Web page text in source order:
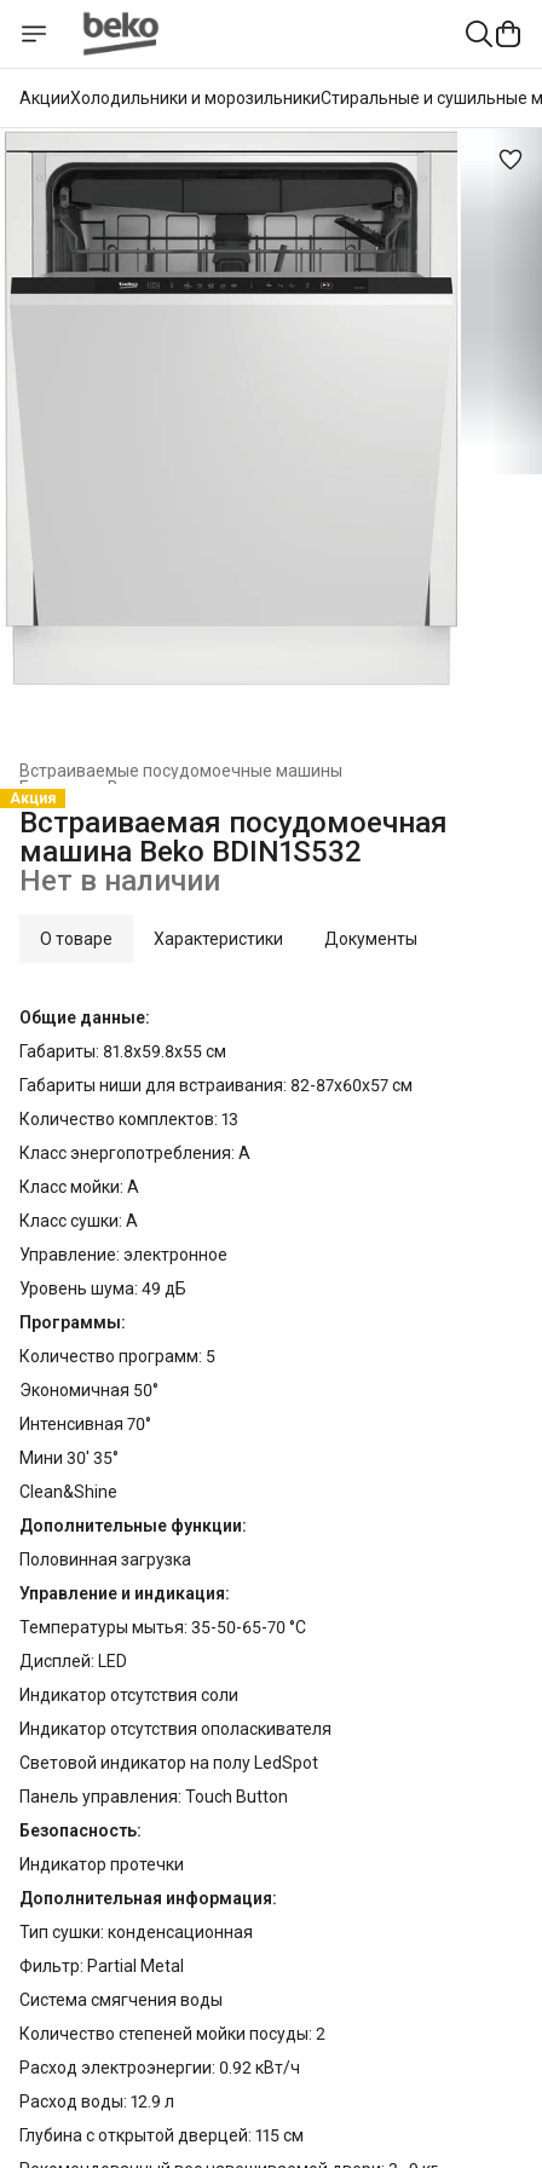
АкцииХолодильники и морозильникиСтиральные и сушильные
Встраиваемые посудомоечные машины
Встраиваемая техника
Главная
Акция
Встраиваемая посудомоечная
машина Beko BDIN1S532
Нет в наличии
О товаре Характеристики Документы
Общие данные:
Габариты: 81.8x59.8x55 см
Габариты ниши для встраивания: 82-87x60x57 см
Количество комплектов: 13
Класс энергопотребления: A
Класс мойки: A
Класс сушки: A
Управление: электронное
Уровень шума: 49 дБ
Программы:
Количество программ: 5
Экономичная 50°
Интенсивная 70°
Мини 30' 35°
Clean&Shine
Дополнительные функции:
Половинная загрузка
Управление и индикация:
Температуры мытья: 35-50-65-70 °С
Дисплей: LED
Индикатор отсутствия соли
Индикатор отсутствия ополаскивателя
Световой индикатор на полу LedSpot
Панель управления: Touch Button
Безопасность:
Индикатор протечки
Дополнительная информация:
Тип сушки: конденсационная
Фильтр: Partial Metal
Система смягчения воды
Количество степеней мойки посуды: 2
Расход электроэнергии: 0.92 кВт/ч
Расход воды: 12.9 л
Глубина с открытой дверцей: 115 см